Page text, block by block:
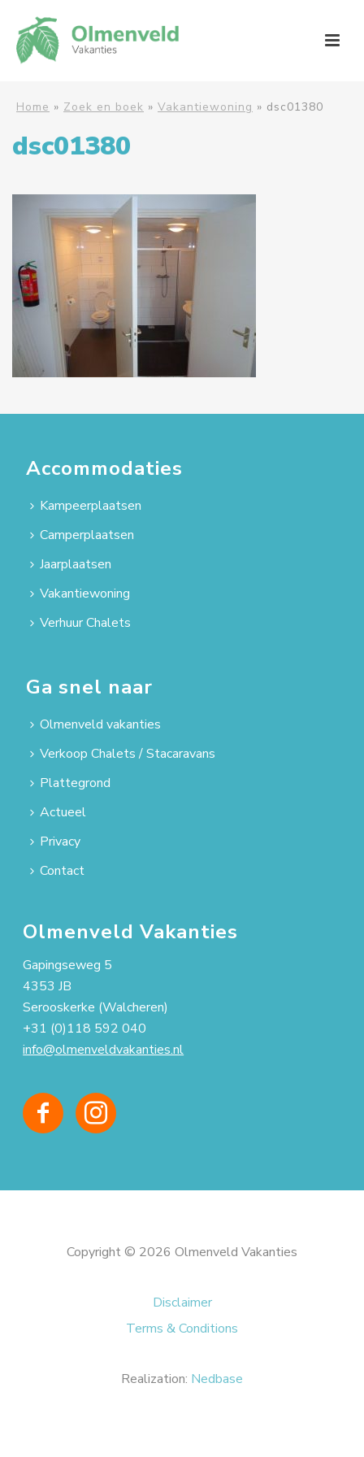
Home » Zoek en boek » Vakantiewoning » dsc01380
dsc01380
Accommodaties
Kampeerplaatsen
Camperplaatsen
Jaarplaatsen
Vakantiewoning
Verhuur Chalets
Ga snel naar
Olmenveld vakanties
Verkoop Chalets / Stacaravans
Plattegrond
Actueel
Privacy
Contact
Olmenveld Vakanties
Gapingseweg 5
4353 JB
Serooskerke (Walcheren)
+31 (0)118 592 040
info@olmenveldvakanties.nl
Copyright © 2026 Olmenveld Vakanties
Disclaimer
Terms & Conditions
Realization: Nedbase